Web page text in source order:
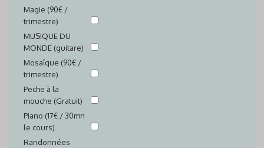
Magie (90€ /
trimestre)
MUSIQUE DU
MONDE (guitare)
MosaÏque (90€ /
trimestre)
Peche à la
mouche (Gratuit)
Piano (17€ / 30mn
le cours)
Randonnées